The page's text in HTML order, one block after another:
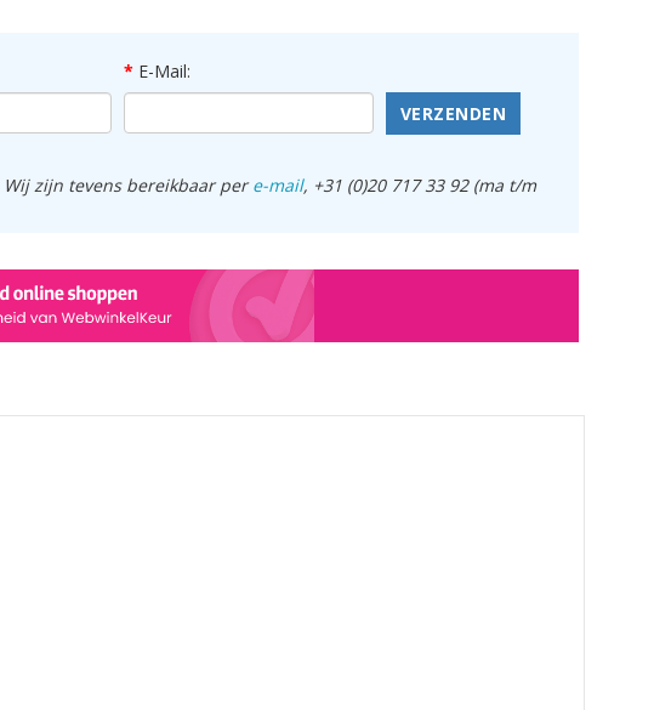
E-Mail:
VERZENDEN
zijn tevens bereikbaar pere-mail, +31 (0)20 717 33 92 (ma t/m